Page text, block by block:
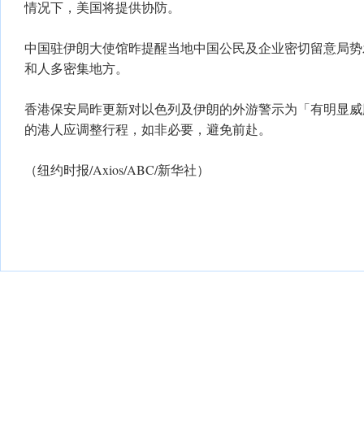
情况下，美国将提供协防。
中国驻伊朗大使馆昨提醒当地中国公民及企业密切留意局
和人多密集地方。
香港保安局昨更新对以色列及伊朗的外游警示为「有明显
的港人应调整行程，如非必要，避免前赴。
（纽约时报/Axios/ABC/新华社）